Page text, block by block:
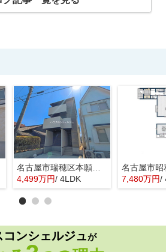
名古屋市瑞穂区本願寺町１丁目16【仲介手数料無料】新築一戸建て 1号棟
4,499万円/ 4LDK 7,480万円/
コンシェルジュが